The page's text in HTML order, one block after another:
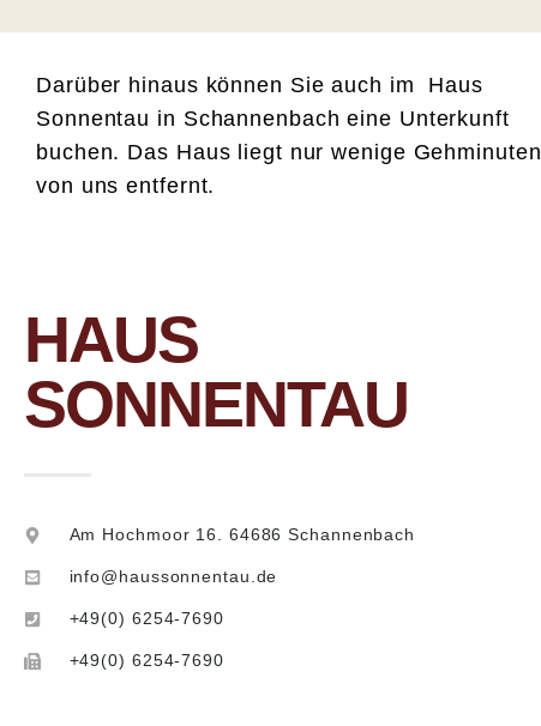
Darüber hinaus können Sie auch im Haus
Sonnentau in Schannenbach eine Unterkunft
buchen. Das Haus liegt nur wenige Gehminuten
von uns entfernt.
HAUS
SONNENTAU
Am Hochmoor 16. 64686 Schannenbach
info@haussonnentau.de
+49(0) 6254-7690
+49(0) 6254-7690